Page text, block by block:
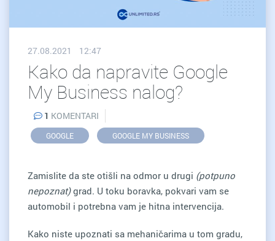
27.08.2021 12:47
Kako da napravite Google
My Business nalog?
1 KOMENTARI
GOOGLE GOOGLE MY BUSINESS
Zamislite da ste otišli na odmor u drugi (potpuno
nepoznat)grad. U toku boravka, pokvari vam se
automobil i potrebna vam je hitna intervencija.
Kako niste upoznati sa mehaničarima u tom gradu,